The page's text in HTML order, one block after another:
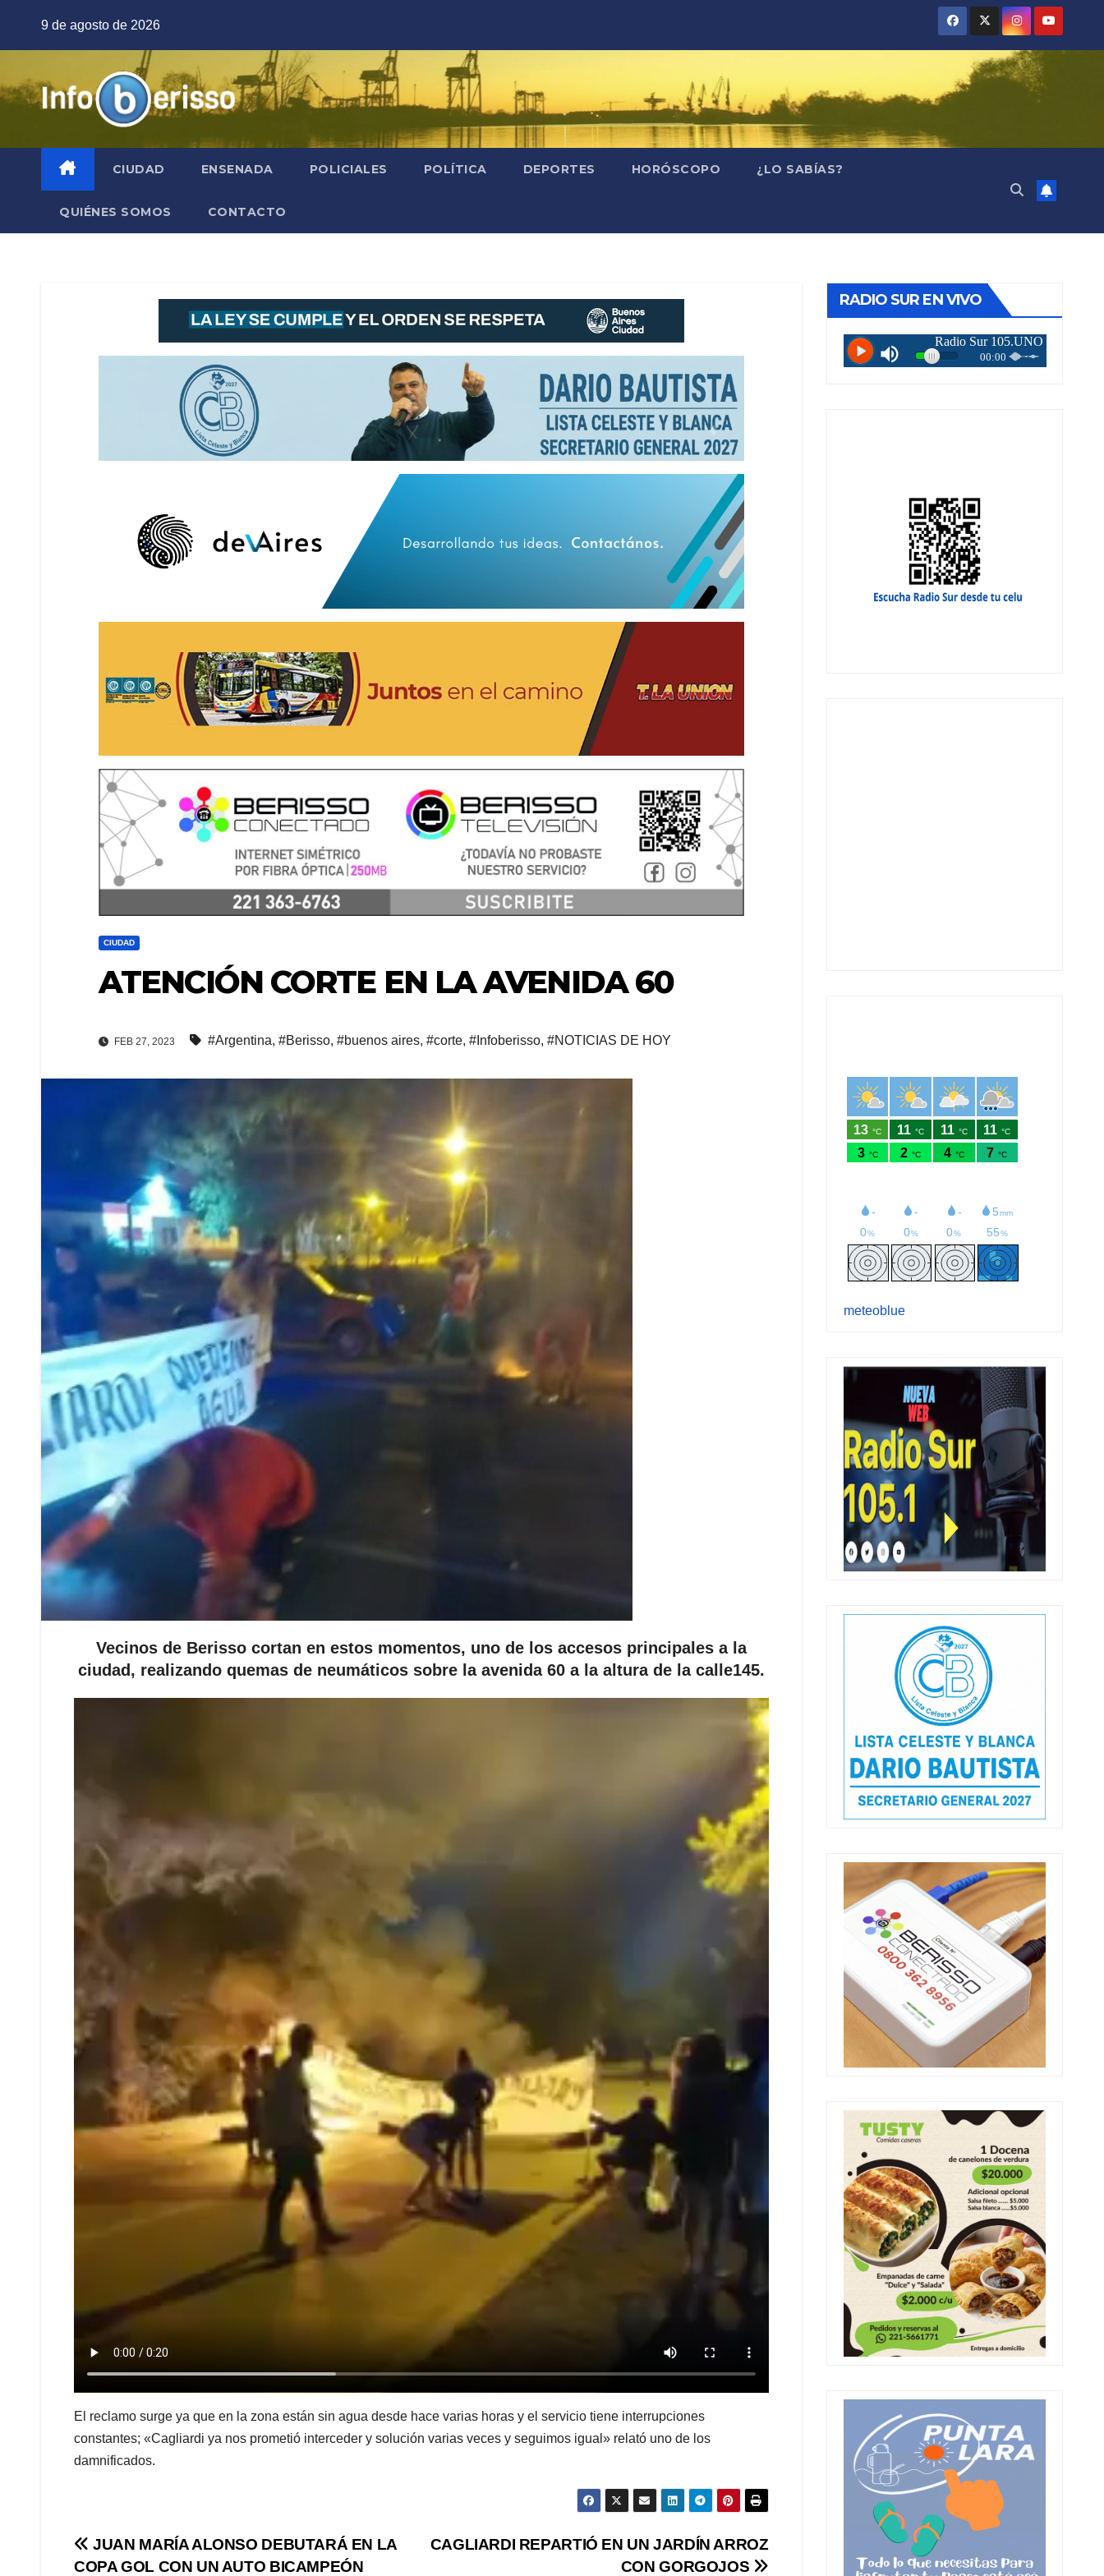
9 de agosto de 2026
CIUDAD ENSENADA POLICIALES POLÍTICA DEPORTES HORÓSCOPO ¿LO SABÍAS?
QUIÉNES SOMOS CONTACTO
CIUDAD
ATENCIÓN CORTE EN LA AVENIDA 60
FEB 27, 2023 #Argentina, #Berisso, #buenos aires, #corte, #Infoberisso, #NOTICIAS DE HOY
Vecinos de Berisso cortan en estos momentos, uno de los accesos principales a la
ciudad, realizando quemas de neumáticos sobre la avenida 60 a la altura de la calle145.
El reclamo surge ya que en la zona están sin agua desde hace varias horas y el servicio tiene interrupciones
constantes; «Cagliardi ya nos prometió interceder y solución varias veces y seguimos igual» relató uno de los
damnificados.
Navegación
CAGLIARDI REPARTIÓ EN UN JARDÍN ARROZ
CON GORGOJOS
JUAN MARÍA ALONSO DEBUTARÁ EN LA
COPA GOL CON UN AUTO BICAMPEÓN
RADIO SUR EN VIVO
meteoblue